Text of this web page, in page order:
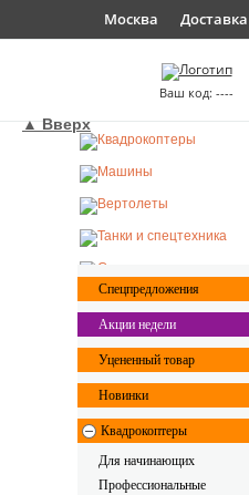
Москва Доставка
----
Спецпредложения
Акции недели
Уцененный товар
Новинки
Квадрокоптеры
Для начинающих
Профессиональные
▲ Вверх